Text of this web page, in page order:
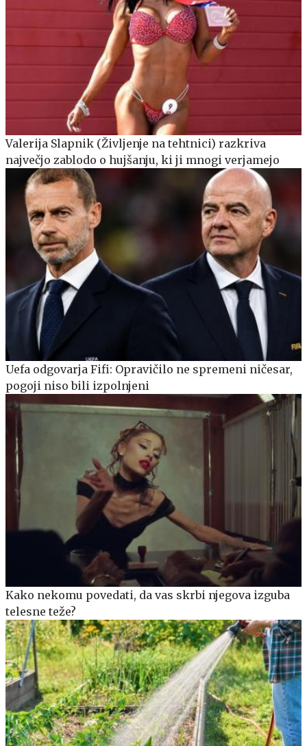
Valerija Slapnik (Življenje na tehtnici) razkriva
največjo zablodo o hujšanju, ki ji mnogi verjamejo
Uefa odgovarja Fifi: Opravičilo ne spremeni ničesar,
pogoji niso bili izpolnjeni
Kako nekomu povedati, da vas skrbi njegova izguba
telesne teže?